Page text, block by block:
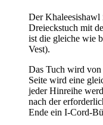
Der Khaleesishawl
Dreieckstuch mit
ist die gleiche wie
Vest).
Das Tuch wird von
Seite wird eine
jeder Hinreihe
nach der
Ende ein I-Cord-